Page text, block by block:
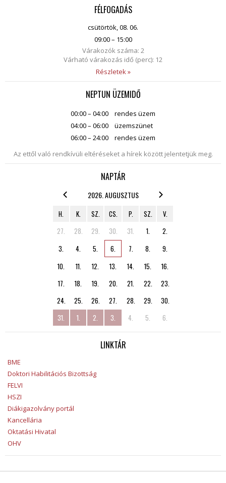
FÉLFOGADÁS
csütörtök, 08. 06.
09:00 – 15:00
Várakozók száma: 2
Várható várakozás idő (perc): 12
Részletek »
NEPTUN ÜZEMIDŐ
00:00 – 04:00
rendes üzem
04:00 – 06:00
üzemszünet
06:00 – 24:00
rendes üzem
Az ettől való rendkívüli eltéréseket a hírek között jelentetjük meg.
NAPTÁR
2026. AUGUSZTUS
H. K. SZ. CS. P. SZ.
V.
27.
28. 29. 30. 31. 1.
2.
3.
4. 5. 6. 7. 8.
9.
10.
11. 12. 13. 14. 15.
16.
17.
18. 19. 20. 21. 22.
23.
24.
25. 26. 27. 28. 29.
30.
31.
1. 2. 3. 4. 5. 6.
LINKTÁR
BME
Doktori Habilitációs Bizottság
FELVI
HSZI
Diákigazolvány portál
Kancellária
Oktatási Hivatal
OHV